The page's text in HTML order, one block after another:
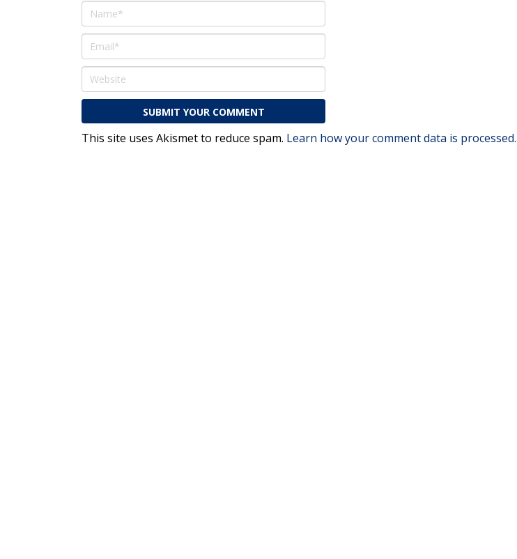
This site uses Akismet to reduce spam. Learn how your comment data is processed.